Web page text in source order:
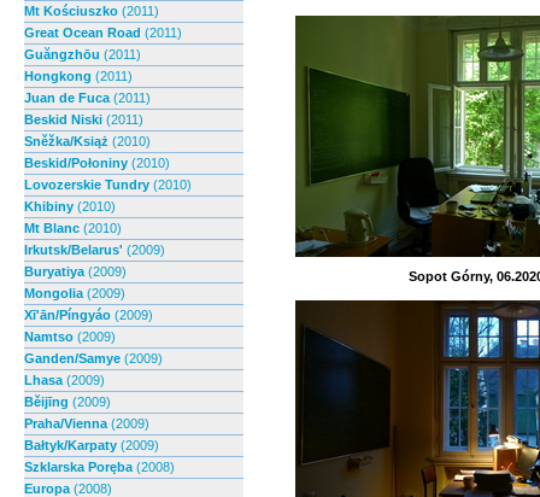
Mt Kościuszko (2011)
Great Ocean Road (2011)
Guăngzhōu (2011)
Hongkong (2011)
Juan de Fuca (2011)
Beskid Niski (2011)
Sněžka/Książ (2010)
Beskid/Połoniny (2010)
Lovozerskie Tundry (2010)
Khibiny (2010)
Mt Blanc (2010)
Irkutsk/Belarus' (2009)
Buryatiya (2009)
Mongolia (2009)
Xī'ān/Píngyáo (2009)
Namtso (2009)
Ganden/Samye (2009)
Lhasa (2009)
Běijīng (2009)
Praha/Vienna (2009)
Bałtyk/Karpaty (2009)
Szklarska Poręba (2008)
Europa (2008)
Sopot Górny,